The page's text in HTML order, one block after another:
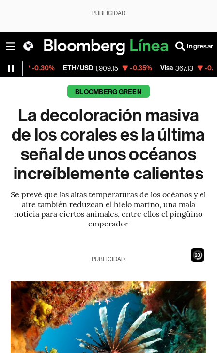
PUBLICIDAD
Ingresar
ETH/USD 1,909.15 -0.35% Visa 367.13 -0.38%
BLOOMBERG GREEN
La decoloración masiva
de los corales es la última
señal de unos océanos
increíblemente calientes
Se prevé que las altas temperaturas de los océanos y el
aire también reduzcan el hielo marino, una mala
noticia para ciertos animales, entre ellos el pingüino
emperador
21
PUBLICIDAD